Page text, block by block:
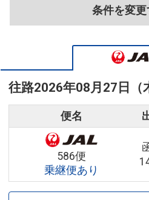
条件を変
往路2026年08月27日（
便名
586便
乗継便あり